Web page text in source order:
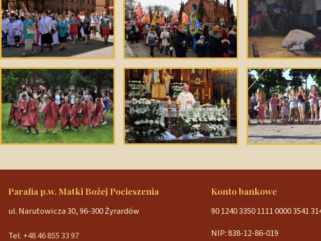
Parafia p.w. Matki Bożej Pocieszenia
ul. Narutowicza 30, 96-300 Żyrardów
Tel. +48 46 855 33 97
Konto bankowe
90 1240 3350 1111 0000 3541
NIP: 838-12-86-019